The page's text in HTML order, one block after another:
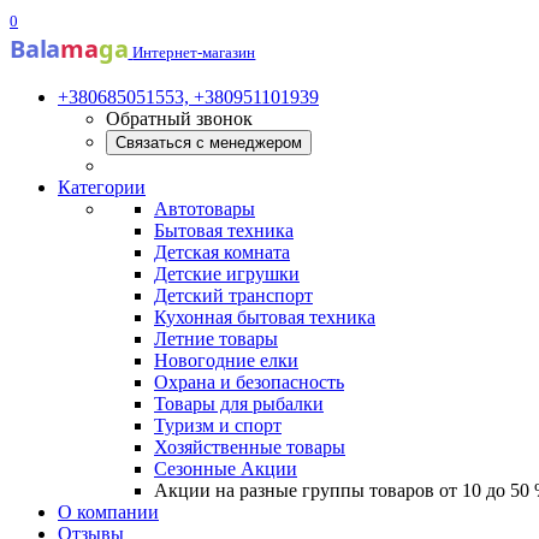
0
Balamaga Интернет-магазин
+380685051553, +380951101939
Обратный звонок
Связаться с менеджером
Категории
Автотовары
Бытовая техника
Детская комната
Детские игрушки
Детский транспорт
Кухонная бытовая техника
Летние товары
Новогодние елки
Охрана и безопасность
Товары для рыбалки
Туризм и спорт
Хозяйственные товары
Сезонные Акции
Акции на разные группы товаров от 10 до 50
О компании
Отзывы